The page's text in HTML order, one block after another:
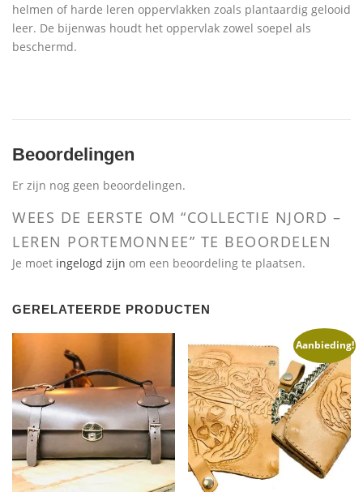
helmen of harde leren oppervlakken zoals plantaardig gelooid
leer. De bijenwas houdt het oppervlak zowel soepel als
beschermd.
Beoordelingen
Er zijn nog geen beoordelingen.
WEES DE EERSTE OM “COLLECTIE NJORD –
LEREN PORTEMONNEE” TE BEOORDELEN
Je moet ingelogd zijn om een beoordeling te plaatsen.
GERELATEERDE PRODUCTEN
Aanbieding!